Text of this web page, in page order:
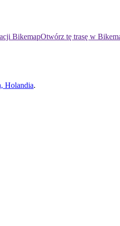
BikemapOtwórz tę trasę w
Holandia.